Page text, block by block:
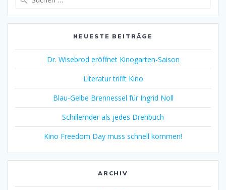
NEUESTE BEITRÄGE
Dr. Wisebrod eröffnet Kinogarten-Saison
Literatur trifft Kino
Blau-Gelbe Brennessel für Ingrid Noll
Schillernder als jedes Drehbuch
Kino Freedom Day muss schnell kommen!
ARCHIV